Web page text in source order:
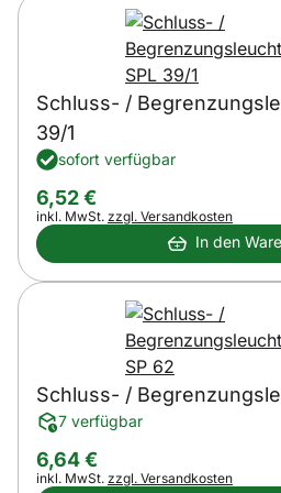
Schluss- /
39/1
sofort verfügbar
6,52€
Steuerhinweis:
inkl. MwSt. zzgl. Versandkosten
In den
Schluss- /
7 verfügbar
6,64€
Steuerhinweis:
inkl. MwSt. zzgl. Versandkosten